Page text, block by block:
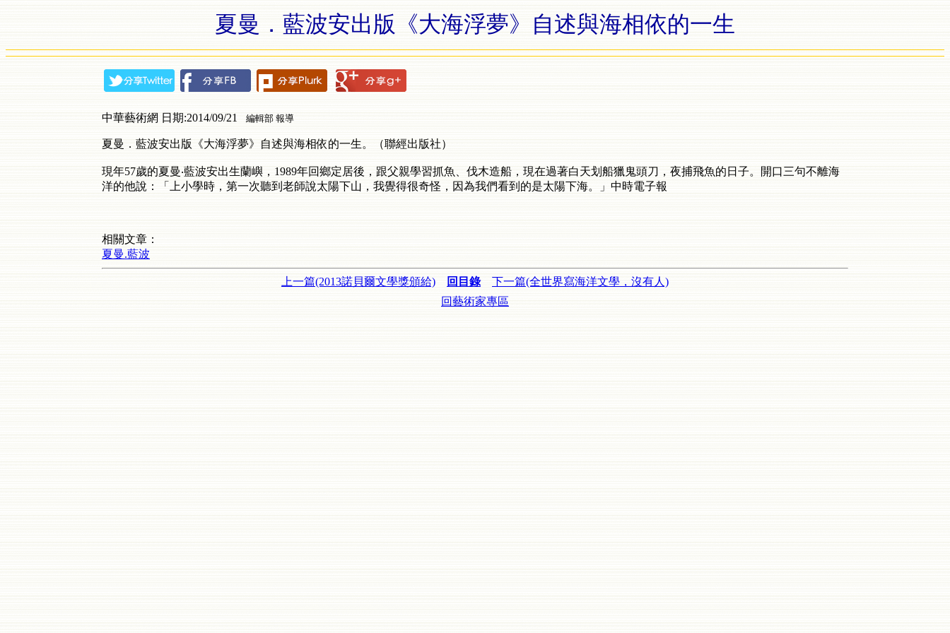
夏曼．藍波安出版《大海浮夢》自述與海相依的一生
中華藝術網 日期:2014/09/21 編輯部 報導
夏曼．藍波安出版《大海浮夢》自述與海相依的一生。（聯經出版社）
現年57歲的夏曼‧藍波安出生蘭嶼，1989年回鄉定居後，跟父親學習抓魚、伐木造船，現在過著白天划船獵鬼頭刀，夜捕飛魚的日子。開口三句不離海
洋的他說：「上小學時，第一次聽到老師說太陽下山，我覺得很奇怪，因為我們看到的是太陽下海。」 中時電子報
相關文章：
夏曼.藍波
上一篇(2013諾貝爾文學獎頒給) 回目錄
下一篇(全世界寫海洋文學，沒有人)
回藝術家專區